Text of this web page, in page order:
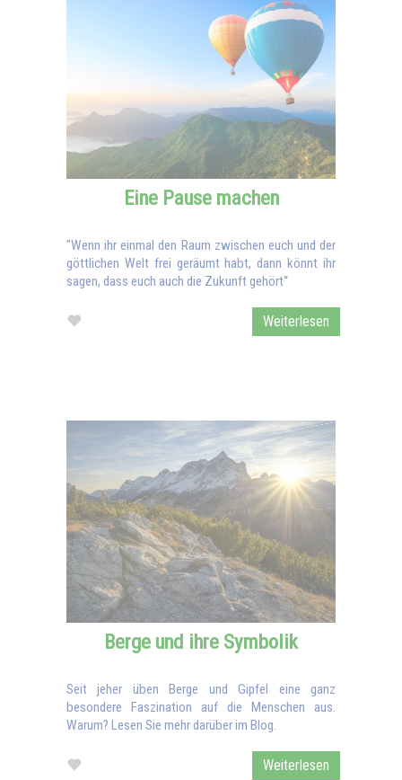
Eine Pause machen
"Wenn ihr einmal den Raum zwischen euch und der
göttlichen Welt frei geräumt habt, dann könnt ihr
sagen, dass euch auch die Zukunft gehört“
Weiterlesen
Berge und ihre Symbolik
Seit jeher üben Berge und Gipfel eine ganz
besondere Faszination auf die Menschen aus.
Warum? Lesen Sie mehr darüber im Blog.
Weiterlesen